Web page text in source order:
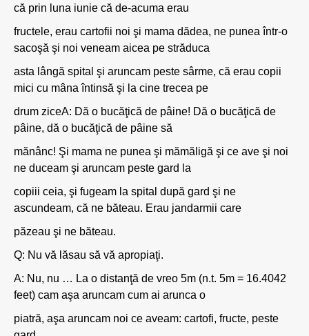
că prin luna iunie că de-acuma erau
fructele, erau cartofii noi şi mama dădea, ne punea într-o
sacoşă şi noi veneam aicea pe străduca
asta lângă spital şi aruncam peste sârme, că erau copii
mici cu mâna întinsă şi la cine trecea pe
drum ziceA: Dă o bucăţică de pâine! Dă o bucăţică de
pâine, dă o bucăţică de pâine să
mănânc! Şi mama ne punea şi mămăligă şi ce ave şi noi
ne duceam şi aruncam peste gard la
copiii ceia, şi fugeam la spital după gard şi ne
ascundeam, că ne băteau. Erau jandarmii care
păzeau şi ne băteau.
Q: Nu vă lăsau să vă apropiaţi.
A: Nu, nu … La o distanţă de vreo 5m (n.t. 5m = 16.4042
feet) cam aşa aruncam cum ai arunca o
piatră, aşa aruncam noi ce aveam: cartofi, fructe, peste